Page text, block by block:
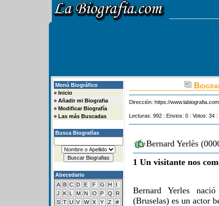
Menú Biográfico
» Inicio
» Añadir mi Biografia
» Modificar Biografía
» Las más Buscadas
Busca Biografías
Abecedario
A B C D E F G H
I
J
K L M N O P Q
R
S T U V W X Y Z #
Dirección: https://
Lecturas: 992 : Envios: 0 : Votos: 34
Bernard Yerlès
1 Un visitante nos
Bernard Yerles
(Bruselas) es un actor